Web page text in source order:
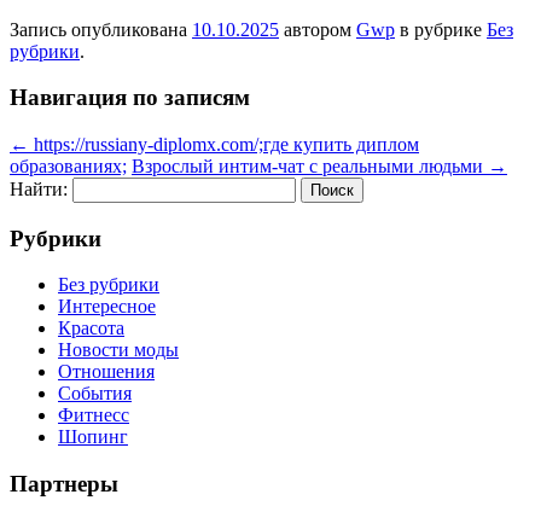
Запись опубликована 10.10.2025 автором Gwp в рубрике Без
рубрики.
Навигация по записям
← https://russiany-diplomx.com/;где купить диплом
образованиях; Взрослый интим-чат с реальными людьми →
Найти:
Рубрики
Без рубрики
Интересное
Красота
Новости моды
Отношения
События
Фитнесс
Шопинг
Партнеры